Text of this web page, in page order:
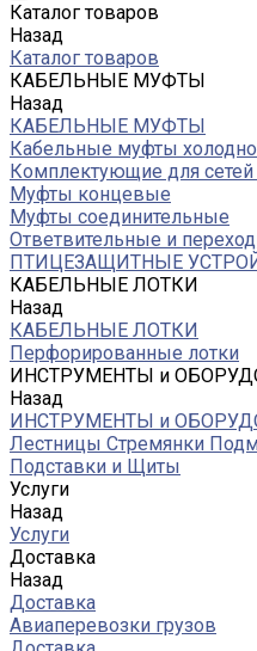
Каталог товаров
Назад
Каталог товаров
КАБЕЛЬНЫЕ МУФТЫ
Назад
КАБЕЛЬНЫЕ МУФТЫ
Кабельные муфты
Комплектующие для
Муфты концевые
Муфты соединительные
Ответвительные и
ПТИЦЕЗАЩИТНЫЕ
КАБЕЛЬНЫЕ ЛОТКИ
Назад
КАБЕЛЬНЫЕ ЛОТКИ
Перфорированные лотки
ИНСТРУМЕНТЫ и
Назад
ИНСТРУМЕНТЫ и
Лестницы Стремянки
Подставки и Щиты
Услуги
Назад
Услуги
Доставка
Назад
Доставка
Авиаперевозки грузов